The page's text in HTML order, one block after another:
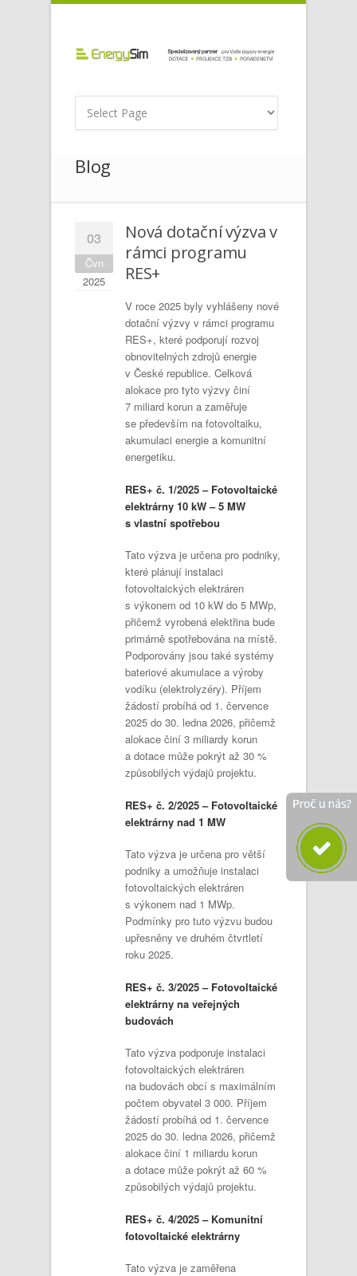
Blog
03
Čvn
2025
Nová dotační výzva v
rámci programu
RES+
V roce 2025 byly vyhlášeny nové
dotační výzvy v rámci programu
RES+, které podporují rozvoj
obnovitelných zdrojů energie
v České republice. Celková
alokace pro tyto výzvy činí
7 miliard korun a zaměřuje
se především na fotovoltaiku,
akumulaci energie a komunitní
energetiku.
RES+ č. 1/2025 – Fotovoltaické
elektrárny 10 kW – 5 MW
s vlastní spotřebou
Tato výzva je určena pro podniky,
které plánují instalaci
fotovoltaických elektráren
s výkonem od 10 kW do 5 MWp,
přičemž vyrobená elektřina bude
primárně spotřebována na místě.
Podporovány jsou také systémy
bateriové akumulace a výroby
vodíku (elektrolyzéry). Příjem
žádostí probíhá od 1. července
2025 do 30. ledna 2026, přičemž
alokace činí 3 miliardy korun
a dotace může pokrýt až 30 %
způsobilých výdajů projektu.
RES+ č. 2/2025 – Fotovoltaické
elektrárny nad 1 MW
Tato výzva je určena pro větší
podniky a umožňuje instalaci
fotovoltaických elektráren
s výkonem nad 1 MWp.
Podmínky pro tuto výzvu budou
upřesněny ve druhém čtvrtletí
roku 2025.
RES+ č. 3/2025 – Fotovoltaické
elektrárny na veřejných
budovách
Tato výzva podporuje instalaci
fotovoltaických elektráren
na budovách obcí s maximálním
počtem obyvatel 3 000. Příjem
žádostí probíhá od 1. července
2025 do 30. ledna 2026, přičemž
alokace činí 1 miliardu korun
a dotace může pokrýt až 60 %
způsobilých výdajů projektu.
RES+ č. 4/2025 – Komunitní
fotovoltaické elektrárny
Tato výzva je zaměřena